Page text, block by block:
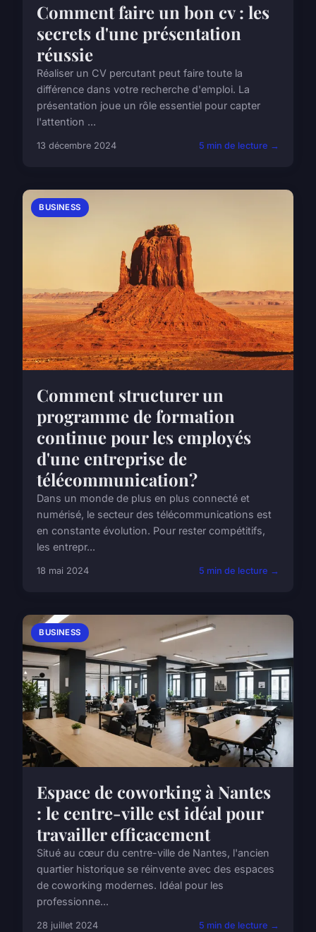
Comment faire un bon cv : les
secrets d'une présentation
réussie
Réaliser un CV percutant peut faire toute la
différence dans votre recherche d'emploi. La
présentation joue un rôle essentiel pour capter
l'attention ...
13 décembre 2024 5 min de lecture →
BUSINESS
Comment structurer un
programme de formation
continue pour les employés
d'une entreprise de
télécommunication?
Dans un monde de plus en plus connecté et
numérisé, le secteur des télécommunications est
en constante évolution. Pour rester compétitifs,
les entrepr...
18 mai 2024 5 min de lecture →
BUSINESS
Espace de coworking à Nantes
: le centre-ville est idéal pour
travailler efficacement
Situé au cœur du centre-ville de Nantes, l'ancien
quartier historique se réinvente avec des espaces
de coworking modernes. Idéal pour les
professionne...
28 juillet 2024 5 min de lecture →